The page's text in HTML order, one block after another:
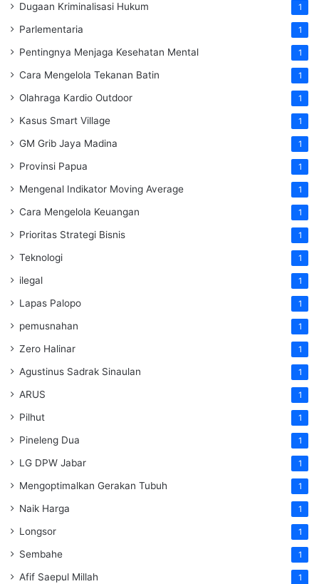
Dugaan Kriminalisasi Hukum 1
Parlementaria 1
Pentingnya Menjaga Kesehatan Mental 1
Cara Mengelola Tekanan Batin 1
Olahraga Kardio Outdoor 1
Kasus Smart Village 1
GM Grib Jaya Madina 1
Provinsi Papua 1
Mengenal Indikator Moving Average 1
Cara Mengelola Keuangan 1
Prioritas Strategi Bisnis 1
Teknologi 1
ilegal 1
Lapas Palopo 1
pemusnahan 1
Zero Halinar 1
Agustinus Sadrak Sinaulan 1
ARUS 1
Pilhut 1
Pineleng Dua 1
LG DPW Jabar 1
Mengoptimalkan Gerakan Tubuh 1
Naik Harga 1
Longsor 1
Sembahe 1
Afif Saepul Millah 1